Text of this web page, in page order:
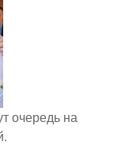
очередь на